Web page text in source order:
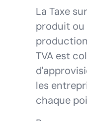
La Taxe
produit ou
TVA est
les
chaque